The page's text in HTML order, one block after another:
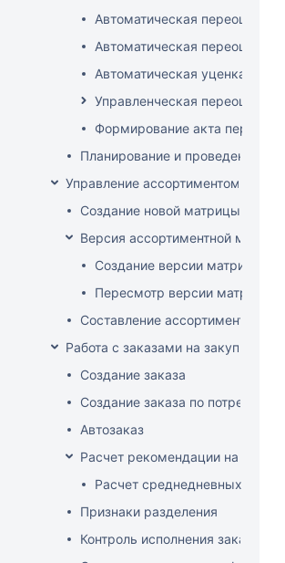
Автоматическая переоценка
Автоматическая
Автоматическая уценка
Управленческая переоценка
Формирование акта
Планирование и проведение
Управление ассортиментом
Создание новой матрицы
Версия ассортиментной матрицы
Создание версии матрицы
Пересмотр версии матрицы
Составление ассортимента
Работа с заказами на закупку
Создание заказа
Создание заказа по
Автозаказ
Расчет рекомендации на закупку
Расчет среднедневных
Признаки разделения
Контроль исполнения заказов